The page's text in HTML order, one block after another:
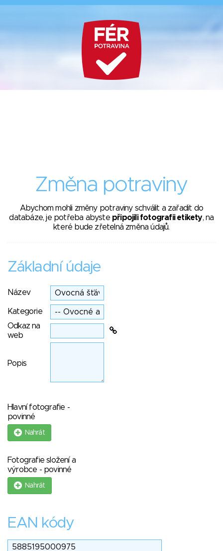
Změna potraviny
Abychom mohli změny potraviny schválit a zařadit do
databáze, je potřeba abyste připojili fotografii etikety, na
které bude zřetelná změna údajů.
Základní údaje
Název
Kategorie
Odkaz na
web
Popis
Hlavní fotografie -
povinné
Nahrát
Fotografie složení a
výrobce - povinné
Nahrát
EAN kódy